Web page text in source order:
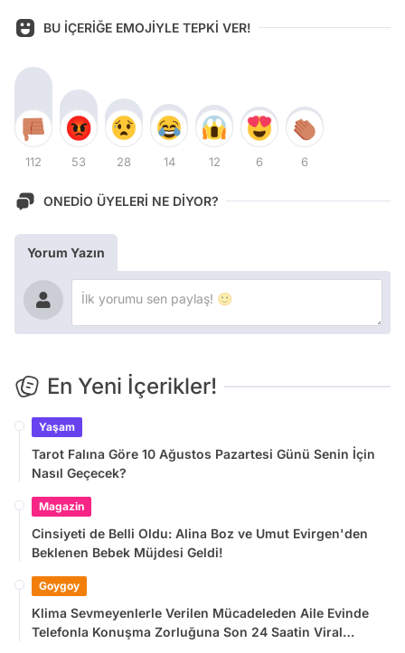
BU İÇERİĞE EMOJİYLE TEPKİ VER!
112 53 28 14 12 6 6
ONEDİO ÜYELERİ NE DİYOR?
Yorum Yazın
En Yeni İçerikler!
Yaşam
Tarot Falına Göre 10 Ağustos Pazartesi Günü Senin İçin
Nasıl Geçecek?
Magazin
Cinsiyeti de Belli Oldu: Alina Boz ve Umut Evirgen'den
Beklenen Bebek Müjdesi Geldi!
Goygoy
Klima Sevmeyenlerle Verilen Mücadeleden Aile Evinde
Telefonla Konuşma Zorluğuna Son 24 Saatin Viral